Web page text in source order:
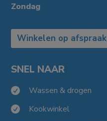
Zondag
Winkelen op afspraak
SNEL NAAR
 Wassen & drogen
 Kookwinkel